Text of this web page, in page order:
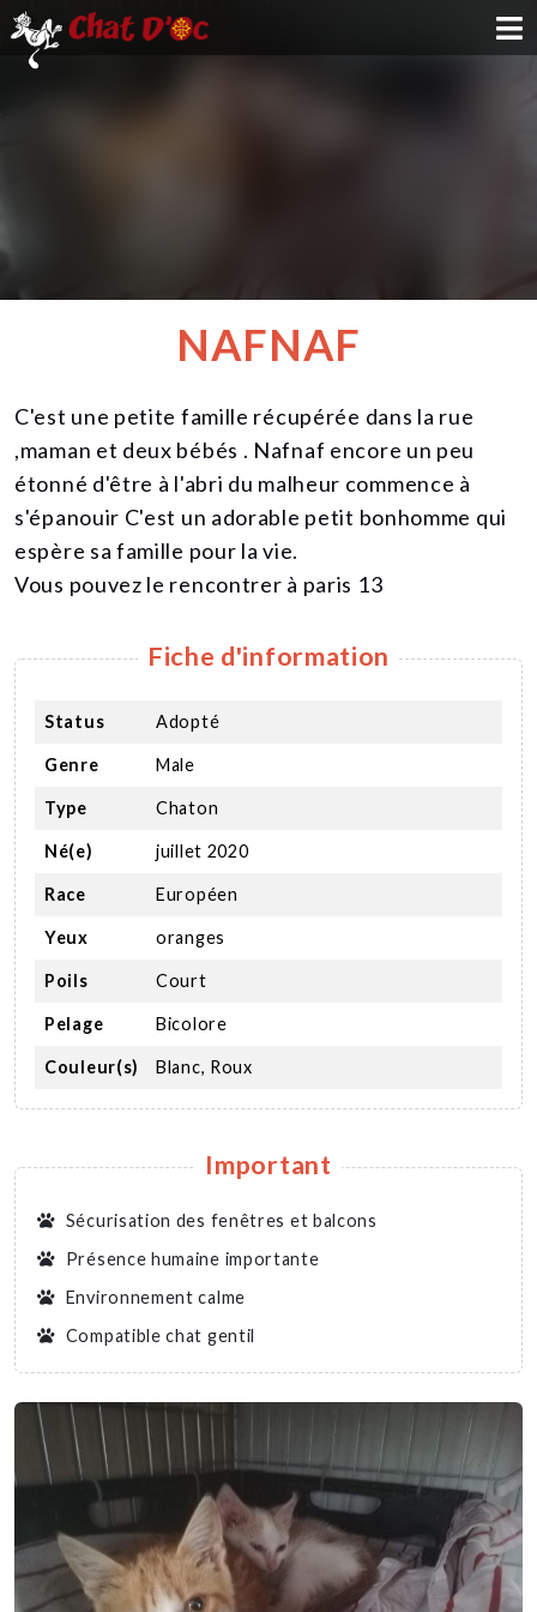
NOUS SOUTENIR
CONTACT
NAFNAF
C'est une petite famille récupérée dans la rue
,maman et deux bébés . Nafnaf encore un peu
étonné d'être à l'abri du malheur commence à
s'épanouir C'est un adorable petit bonhomme qui
espère sa famille pour la vie.
Vous pouvez le rencontrer à paris 13
Fiche d'information
Status Adopté
Genre Male
Type Chaton
Né(e) juillet 2020
Race Européen
Yeux oranges
Poils Court
Pelage Bicolore
Couleur(s) Blanc, Roux
Important
Sécurisation des fenêtres et balcons
Présence humaine importante
Environnement calme
Compatible chat gentil